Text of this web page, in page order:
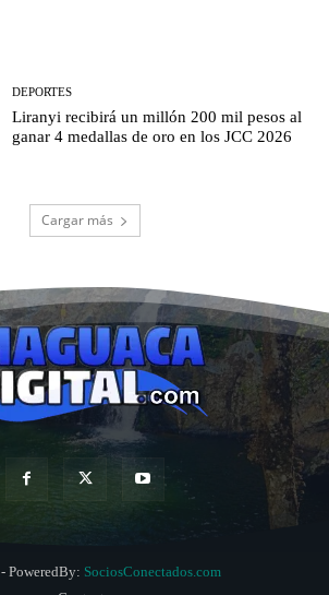
DEPORTES
Liranyi recibirá un millón 200 mil pesos al
ganar 4 medallas de oro en los JCC 2026
Cargar más
- PoweredBy: SociosConectados.com